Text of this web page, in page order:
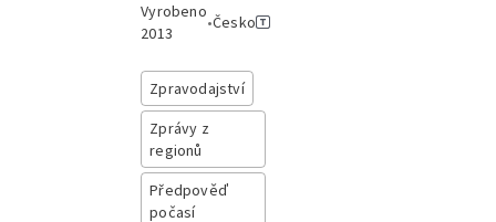
Vyrobeno
2013
•Česko
Zpravodajství
Zprávy z
regionů
Předpověď
počasí